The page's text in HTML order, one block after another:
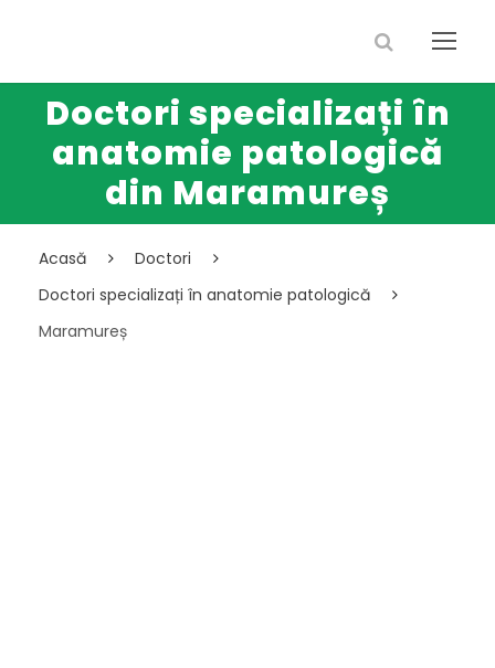
Doctori specializați în
anatomie patologică
din Maramureș
Acasă
Doctori
Doctori specializați în anatomie patologică
Maramureș